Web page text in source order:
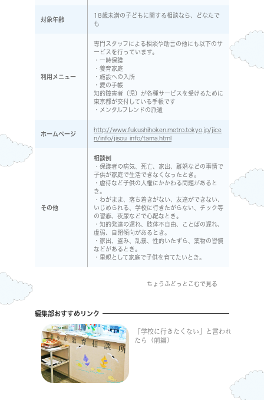
対象年齢
18歳未満の子どもに関する相談なら、どなたで
も
利用メニュー
専門スタッフによる相談や助言の他にも以下のサ
ービスを行っています。
・一時保護
・養育家庭
・施設への入所
・愛の手帳
知的障害者（児）が各種サービスを受けるために
東京都が交付している手帳です
・メンタルフレンドの派遣
ホームページ
http://www.fukushihoken.metro.tokyo.jp/jice
n/info/jisou_info/tama.html
その他
相談例
・保護者の病気、死亡、家出、離婚などの事情で
子供が家庭で生活できなくなったとき。
・虐待など子供の人権にかかわる問題があると
き。
・わがまま、落ち着きがない、友達ができない、
いじめられる、学校に行きたがらない、チック等
の習癖、夜尿などで心配なとき。
・知的発達の遅れ、肢体不自由、ことばの遅れ、
虚弱、自閉傾向があるとき。
・家出、盗み、乱暴、性的いたずら、薬物の習慣
などがあるとき。
・里親として家庭で子供を育てたいとき。
ちょうふどっとこむで見る
編集部おすすめリンク
「学校に行きたくない」と言われ
たら（前編）